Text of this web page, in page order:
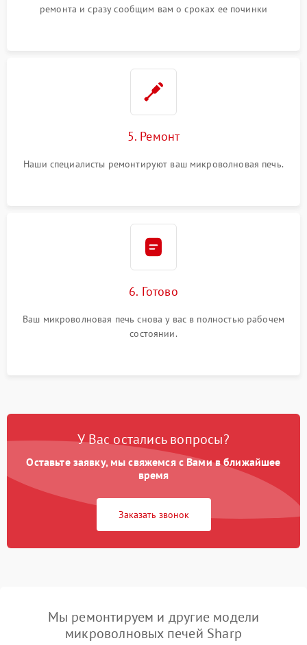
ремонта и сразу сообщим вам о сроках ее починки
5. Ремонт
Наши специалисты ремонтируют ваш микроволновая печь.
6. Готово
Ваш микроволновая печь снова у вас в полностью рабочем
состоянии.
У Вас остались вопросы?
Оставьте заявку, мы свяжемся с Вами в ближайшее
время
Заказать звонок
Мы ремонтируем и другие модели
микроволновых печей Sharp